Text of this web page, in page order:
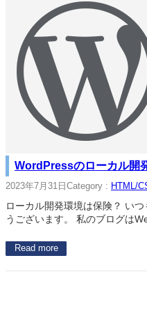
WordPressのローカル開
2023年7月31日 Category : HTML/
ローカル開発環境は保険？ い
うございます。 私のブログは
Read more